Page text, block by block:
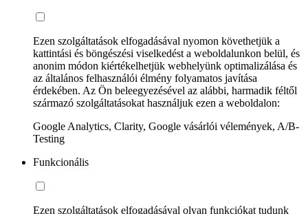
Ezen szolgáltatások elfogadásával nyomon követhetjük a
kattintási és böngészési viselkedést a weboldalunkon belül, és
anonim módon kiértékelhetjük webhelyünk optimalizálása és
az általános felhasználói élmény folyamatos javítása
érdekében. Az Ön beleegyezésével az alábbi, harmadik féltől
származó szolgáltatásokat használjuk ezen a weboldalon:
Google Analytics, Clarity, Google vásárlói vélemények, A/B-
Testing
Funkcionális
Ezen szolgáltatások elfogadásával olyan funkciókat tudunk